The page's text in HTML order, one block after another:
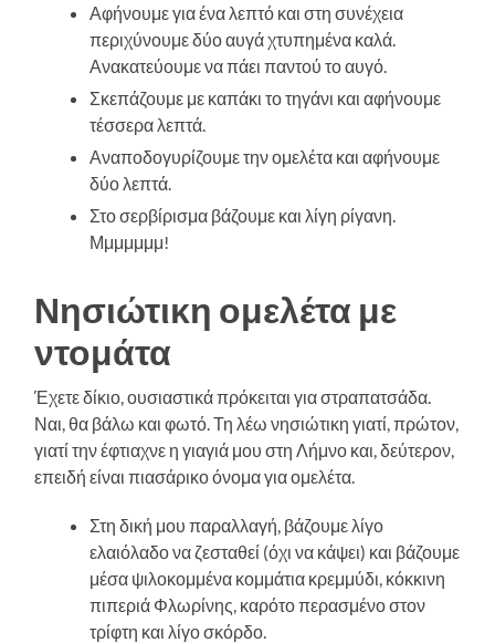
Αφήνουμε για ένα λεπτό και στη συνέχεια
περιχύνουμε δύο αυγά χτυπημένα καλά.
Ανακατεύουμε να πάει παντού το αυγό.
Σκεπάζουμε με καπάκι το τηγάνι και αφήνουμε
τέσσερα λεπτά.
Αναποδογυρίζουμε την ομελέτα και αφήνουμε
δύο λεπτά.
Στο σερβίρισμα βάζουμε και λίγη ρίγανη.
Μμμμμμμ!
Νησιώτικη ομελέτα με
ντομάτα
Έχετε δίκιο, ουσιαστικά πρόκειται για στραπατσάδα.
Ναι, θα βάλω και φωτό. Τη λέω νησιώτικη γιατί, πρώτον,
γιατί την έφτιαχνε η γιαγιά μου στη Λήμνο και, δεύτερον,
επειδή είναι πιασάρικο όνομα για ομελέτα.
Στη δική μου παραλλαγή, βάζουμε λίγο
ελαιόλαδο να ζεσταθεί (όχι να κάψει) και βάζουμε
μέσα ψιλοκομμένα κομμάτια κρεμμύδι, κόκκινη
πιπεριά Φλωρίνης, καρότο περασμένο στον
τρίφτη και λίγο σκόρδο.